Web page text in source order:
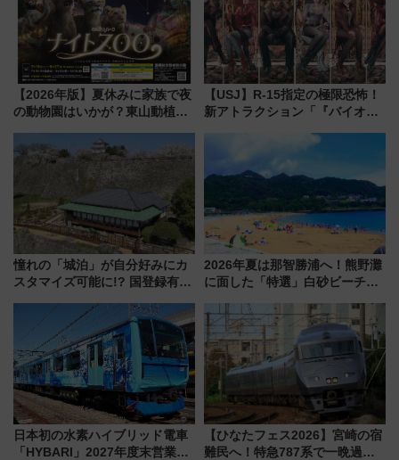
ツアー」開催
【2026年版】夏休みに家族で夜
の動物園はいかが？東山動植物
ZOO」開催情報
【USJ】R-15指定の極限恐怖！
新アトラクション「『バイオハ
ブ」今秋登場 ―予測不能の恐
怖に泣き叫べ―
憧れの「城泊」が自分好みにカ
スタマイズ可能に!? 国登録有形
にオーダーメイド型の宿泊プラ
ンが誕生！
2026年夏は那智勝浦へ！熊野灘
に面した「特選」白砂ビーチは
会」は8月11日開催！
日本初の水素ハイブリッド電車
「HYBARI」2027年度末営業運
【ひなたフェス2026】宮崎の宿
難民へ！特急787系で一晩過ご